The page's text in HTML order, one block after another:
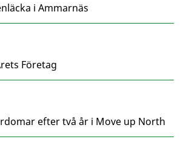
i Ammarnäs
Företag
efter två år i Move up North